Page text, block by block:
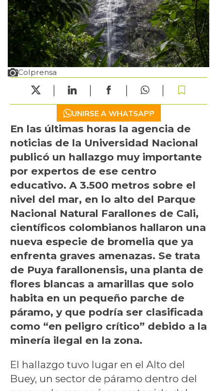
Colprensa
UNIRSE A WHATSAPP
En las últimas horas la agencia de
noticias de la Universidad Nacional
publicó un hallazgo muy importante
por expertos de ese centro
educativo. A 3.500 metros sobre el
nivel del mar, en lo alto del Parque
Nacional Natural Farallones de Cali,
científicos colombianos hallaron una
nueva especie de bromelia que ya
enfrenta graves amenazas. Se trata
de Puya farallonensis, una planta de
flores blancas a amarillas que solo
habita en un pequeño parche de
páramo, y que podría ser clasificada
como “en peligro crítico” debido a la
minería ilegal en la zona.
El hallazgo tuvo lugar en el Alto del
Buey, un sector de páramo dentro del